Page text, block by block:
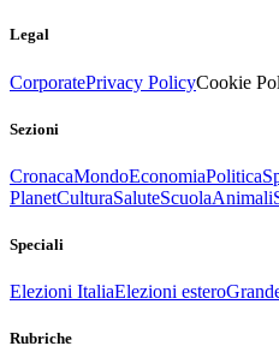
Legal
CorporatePrivacy PolicyCookie
Sezioni
CronacaMondoEconomiaPolitica
PlanetCulturaSaluteScuolaAnimali
Speciali
Elezioni ItaliaElezioni estero
Rubriche